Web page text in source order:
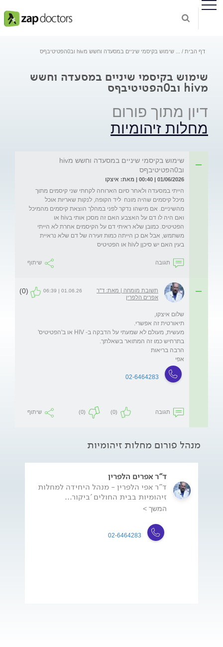
דף הבית שימוש בקיסמי שיניים במסעדה וחשש מhiv וב0הפטיטיבףס
שימוש בקיסמי שיניים במסעדה וחשש
מhiv וב0הפטיטיבףס
דיון מתוך פורום
מחלות זיהומיות
שימוש בקיסמי שיניים במסעדה וחשש מhiv
וב0הפטיטיבףס
01/06/2026 | 00:40 | מאת: איצקו
הייתי במסעדה ולאחר סיום הארוחה לקחתי שני קיסמים מתוך
מיכל קיסמים שהיה מונח  ליד הקופה, לנקות שאריות אוכל
מהשיניים. אם מישהו נדקר לפני במהלך הוצאת קיסמים מהמיכל
ואם היה לו דם על האצבע האם זה מסכן אותי בhiv או
הפטיטיס. כמובן שלא ראיתי דם על הקיסמים אחרת לא הייתי
משתמש, אבל אם כן הייתה כמות זעירה של דם שלא נראיית
בעין האם יש סיכןן לhiv או הפטיטיס
תגובה שיתוף
תשובת מומחה | מאת: ד"ר
אפרים הלפרין
01.06.26 | 06:39
(0)
מעשית, מעולם לא שמעתי על הדבקה ב- HIV או ב'הפטיטיס'
אפי
02-6464283
תגובה (0)
(0) שיתוף
מנהל פורום מחלות זיהומיות
ד"ר אפרים הלפרין
ד"ר אפי הלפרין - מנהל היחידה למחלות
זיהומיות בבית החולים 'ביקור...
המשך >
02-6464283